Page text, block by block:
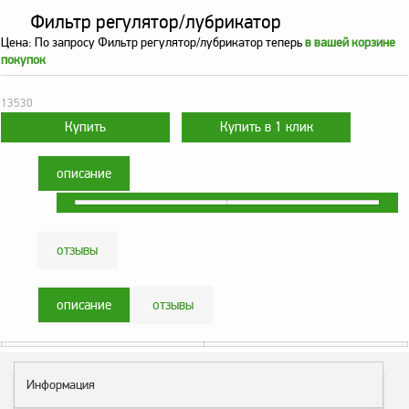
ТОПАЗ
Пульты управления,
контроллеры
Устройства громкой
связи и оповещения
Краны раздаточные,
з/ч и комплектующие
Резервуарное
Запорная арматура
Насосы и насосные
агрегаты
Счетчики и фильтры
ФЖУ
Фильтр регулятор/лубрикатор
Цена: По запросуФильтр регулятор/лубрикатор теперьв вашей корзине
покупок
13530
описание
отзывы
описание отзывы
Информация